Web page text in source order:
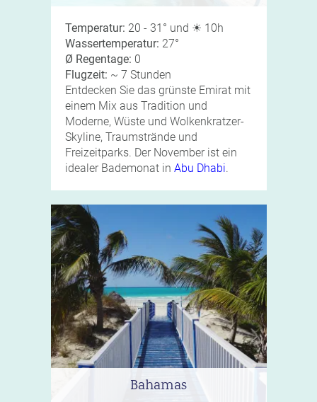
Temperatur: 20 - 31° und ☀ 10h
Wassertemperatur: 27°
Ø Regentage: 0
Flugzeit: ~ 7 Stunden
Entdecken Sie das grünste Emirat mit
einem Mix aus Tradition und
Moderne, Wüste und Wolkenkratzer-
Skyline, Traumstrände und
Freizeitparks. Der November ist ein
idealer Bademonat in Abu Dhabi.
Bahamas